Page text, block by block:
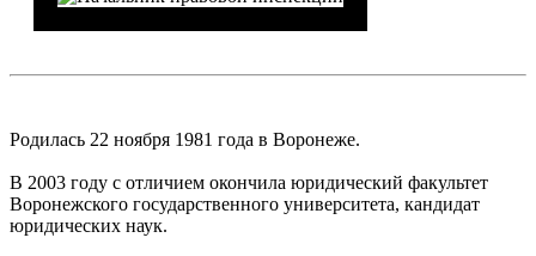
Родилась 22 ноября 1981 года в Воронеже.
В 2003 году с отличием окончила юридический факультет
Воронежского государственного университета, кандидат
юридических наук.